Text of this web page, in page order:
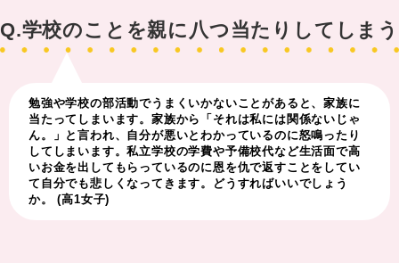
Q.学校のことを親に八つ当たりしてしまう
勉強や学校の部活動でうまくいかないことがあると、家族に
当たってしまいます。家族から「それは私には関係ないじゃ
ん。」と言われ、自分が悪いとわかっているのに怒鳴ったり
してしまいます。私立学校の学費や予備校代など生活面で高
いお金を出してもらっているのに恩を仇で返すことをしてい
て自分でも悲しくなってきます。どうすればいいでしょう
か。 (高1女子)